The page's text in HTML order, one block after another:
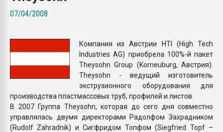
ПЕРЕЙТИ НА
07/04/2008
Компания из Австрии HTI (High Tech
Industries AG) приобрела 100%-й пакет
Theysohn Group (Korneuburg, Австрия).
Theysohn - ведущий изготовитель
экструзионного оборудования для
производства пластмассовых труб, профилей и листов.
В 2007 Группа Theysohn, которая до сего дня совместно
управлялась двумя директорами Радолфом Захрадником
(Rudolf Zahradnik) и Сигфридом Топфом (Siegfried Topf –